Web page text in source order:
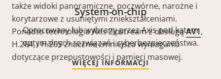
także widoki panoramiczne, poczwórne, narożne i
korytarzowe z usuniętymi zniekształceniami.
Ponadto technologia Axis Zipstream z obsługąAV1,
H.264, i H.265 znacznie zmniejsza wymagania
dotyczące przepustowości i pamięci masowej.
System-on-chip
Opracowany lub wybrany przez Axis pod kątem
optymalnych rozwiązań i cyberbezpieczeństwa.
WIĘCEJ INFORMACJI